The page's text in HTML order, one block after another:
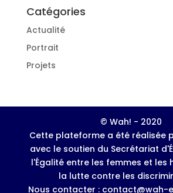
Catégories
Actualité
Portrait
Projets
© Wah! - 2020
Cette plateforme a été réalisée
avec le soutien du Secrétariat
l'Égalité entre les femmes et les
la lutte contre les
Nous contacter : contact@wah-